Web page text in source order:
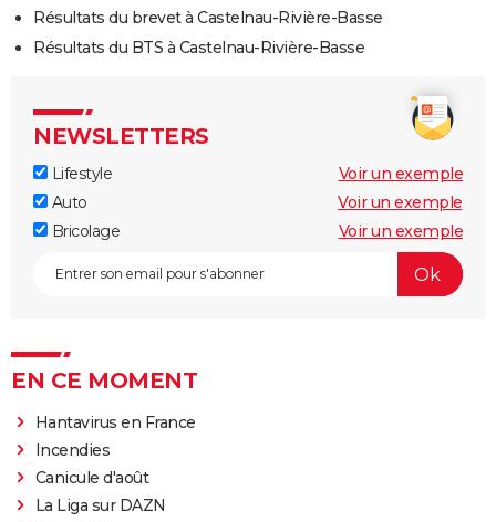
Résultats du brevet à Castelnau-Rivière-Basse
Résultats du BTS à Castelnau-Rivière-Basse
NEWSLETTERS
Lifestyle
Voir un exemple
Auto
Voir un exemple
Bricolage
Voir un exemple
EN CE MOMENT
Hantavirus en France
Incendies
Canicule d'août
La Liga sur DAZN